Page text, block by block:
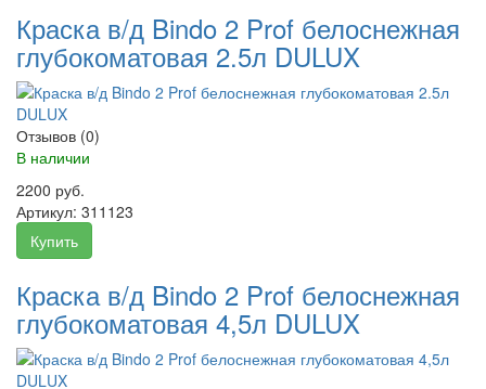
Краска в/д Bindo 2 Prof белоснежная
глубокоматовая 2.5л DULUX
Отзывов (0)
В наличии
2200 руб.
Артикул: 311123
Купить
Краска в/д Bindo 2 Prof белоснежная
глубокоматовая 4,5л DULUX